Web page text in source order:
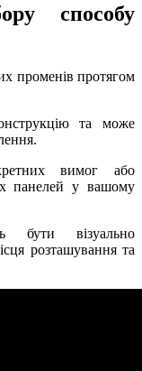
способу
променів протягом
та може
вимог або
панелей у вашому
бути візуально
розташування та